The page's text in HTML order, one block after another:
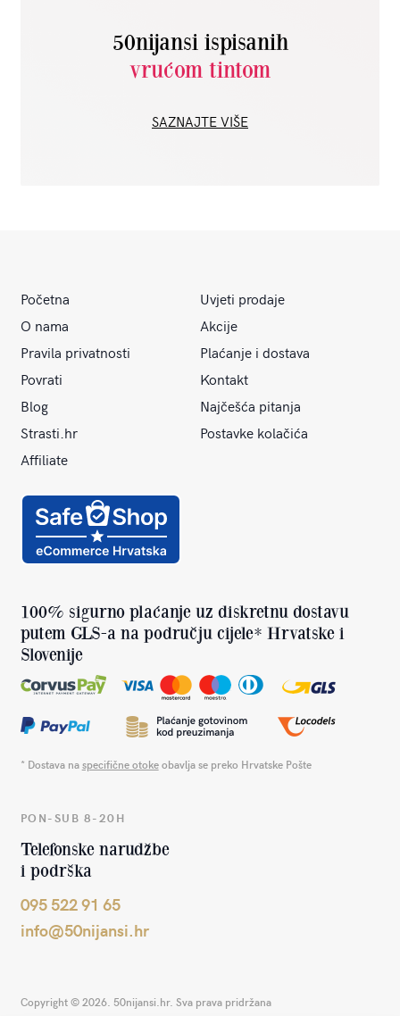
50nijansi ispisanih
vrućom tintom
SAZNAJTE VIŠE
Početna
Uvjeti prodaje
O nama
Akcije
Pravila privatnosti
Plaćanje i dostava
Povrati
Kontakt
Blog
Najčešća pitanja
Strasti.hr
Postavke kolačića
Affiliate
100% sigurno plaćanje uz diskretnu dostavu
putem GLS-a na području cijele* Hrvatske i
Slovenije
* Dostava naspecifične otokeobavlja se preko Hrvatske Pošte
PON-SUB 8-20H
Telefonske narudžbe
i podrška
095 522 91 65
info@50nijansi.hr
Copyright © 2026. 50nijansi.hr. Sva prava pridržana